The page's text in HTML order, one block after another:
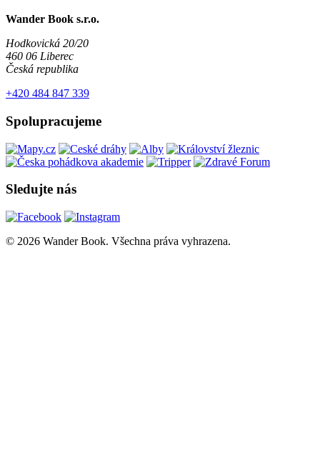
Wander Book s.r.o.
Hodkovická 20/20
460 06 Liberec
Česká republika
+420 484 847 339
Spolupracujeme
Sledujte nás
© 2026 Wander Book. Všechna práva vyhrazena.